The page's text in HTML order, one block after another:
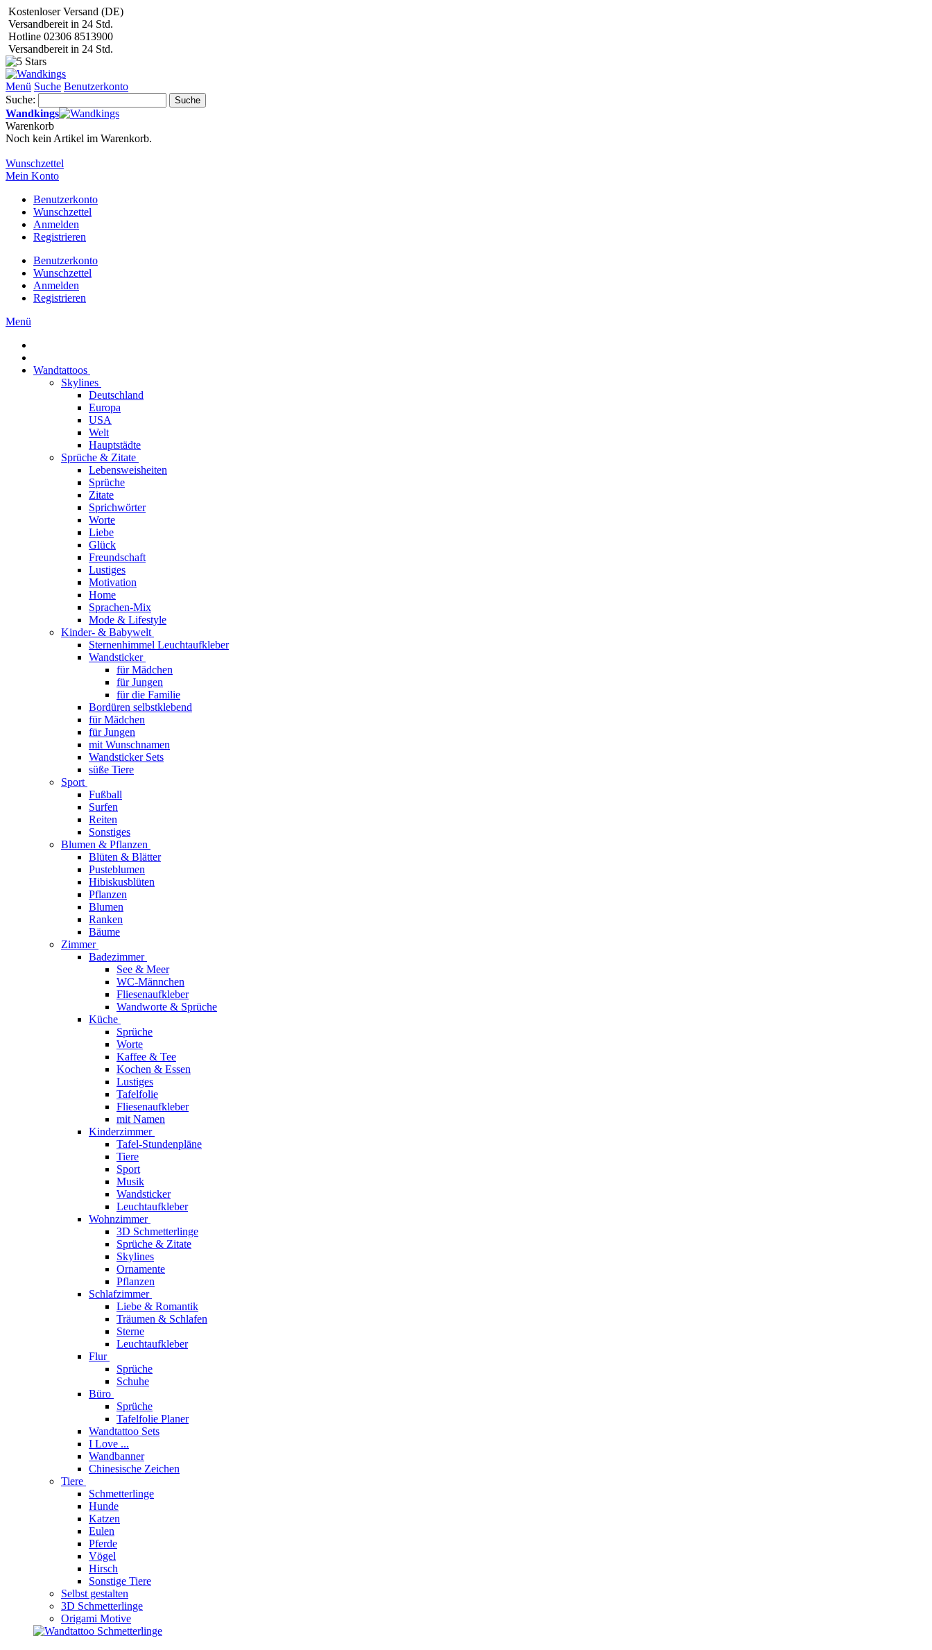
Kostenloser Versand (DE)
Versandbereit in 24 Std.
Hotline 02306 8513900
Versandbereit in 24 Std.
Menü Suche Benutzerkonto
Suche:
Suche
Wandkings
Warenkorb
Noch kein Artikel im Warenkorb.
Wunschzettel
Mein Konto
Benutzerkonto
Wunschzettel
Anmelden
Registrieren
Benutzerkonto
Wunschzettel
Anmelden
Registrieren
Menü
Wandtattoos
Skylines
Deutschland
Europa
USA
Welt
Hauptstädte
Sprüche & Zitate
Lebensweisheiten
Sprüche
Zitate
Sprichwörter
Worte
Liebe
Glück
Freundschaft
Lustiges
Motivation
Home
Sprachen-Mix
Mode & Lifestyle
Kinder- & Babywelt
Sternenhimmel Leuchtaufkleber
Wandsticker
für Mädchen
für Jungen
für die Familie
Bordüren selbstklebend
für Mädchen
für Jungen
mit Wunschnamen
Wandsticker Sets
süße Tiere
Sport
Fußball
Surfen
Reiten
Sonstiges
Blumen & Pflanzen
Blüten & Blätter
Pusteblumen
Hibiskusblüten
Pflanzen
Blumen
Ranken
Bäume
Zimmer
Badezimmer
See & Meer
WC-Männchen
Fliesenaufkleber
Wandworte & Sprüche
Küche
Sprüche
Worte
Kaffee & Tee
Kochen & Essen
Lustiges
Tafelfolie
Fliesenaufkleber
mit Namen
Kinderzimmer
Tafel-Stundenpläne
Tiere
Sport
Musik
Wandsticker
Leuchtaufkleber
Wohnzimmer
3D Schmetterlinge
Sprüche & Zitate
Skylines
Ornamente
Pflanzen
Schlafzimmer
Liebe & Romantik
Träumen & Schlafen
Sterne
Leuchtaufkleber
Flur
Sprüche
Schuhe
Büro
Sprüche
Tafelfolie Planer
Wandtattoo Sets
I Love ...
Wandbanner
Chinesische Zeichen
Tiere
Schmetterlinge
Hunde
Katzen
Eulen
Pferde
Vögel
Hirsch
Sonstige Tiere
Selbst gestalten
3D Schmetterlinge
Origami Motive